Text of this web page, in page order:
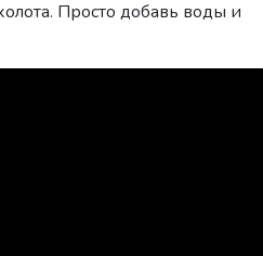
Просто добавь воды и